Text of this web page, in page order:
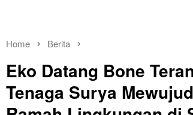
Home Berita
Eko Datang Bone
Tenaga Surya